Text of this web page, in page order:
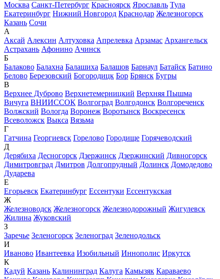
Москва Санкт-Петербург Красноярск Ярославль Тула
Екатеринбург Нижний Новгород Краснодар Железногорск
Казань Сочи
А
Аксай Алексин Алтуховка Апрелевка Арзамас Архангельск
Астрахань Афонино Ачинск
Б
Балаково Балахна Балашиха Балашов Барнаул Батайск Батино
Белово Березовский Богородицк Бор Брянск Бугры
В
Верхнее Дуброво Верхнетемерницкий Верхняя Пышма
Вичуга ВНИИССОК Волгоград Волгодонск Волгореченск
Волжский Вологда Воронеж Воротынск Воскресенск
Всеволожск Выкса Вязьма
Г
Гатчина Георгиевск Горелово Городище Горячеводский
Д
Дерябиха Десногорск Дзержинск Дзержинский Дивногорск
Димитровград Дмитров Долгопрудный Долинск Домодедово
Дударева
Е
Егорьевск Екатеринбург Ессентуки Ессентукская
Ж
Железноводск Железногорск Железнодорожный Жигулевск
Жилина Жуковский
З
Заречье Зеленогорск Зеленоград Зеленодольск
И
Иваново Ивантеевка Изобильный Иннополис Иркутск
К
Кадуй Казань Калининград Калуга Камызяк Караваево